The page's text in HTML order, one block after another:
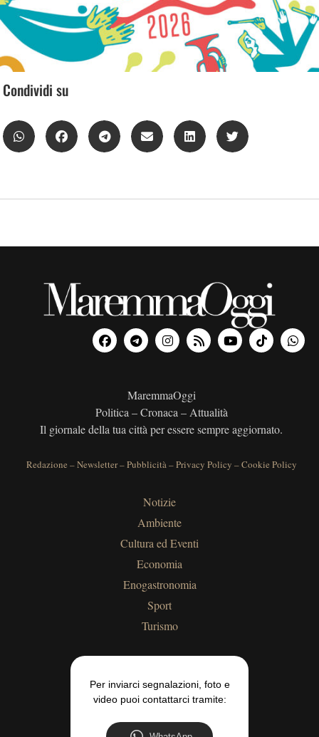
Condividi su
MaremmaOggi
Politica – Cronaca – Attualità
Il giornale della tua città per essere sempre aggiornato.
Redazione –Newsletter–Pubblicità–Privacy Policy –Cookie Policy
Notizie
Ambiente
Cultura ed Eventi
Economia
Enogastronomia
Sport
Turismo
Per inviarci segnalazioni, foto e
video puoi contattarci tramite: